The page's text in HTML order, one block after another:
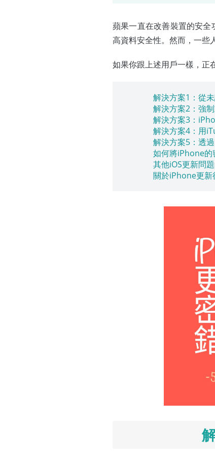
蘋果一直在改善裝置的安
高資料安全性。然而，一些
如果你跟上述用戶一樣，正
解決方案1：從
解決方案2：強
解決方案3：
解決方案4：用
解決方案5：透
如何將iPhone的
其他iOS更新問
關於iPhone更新